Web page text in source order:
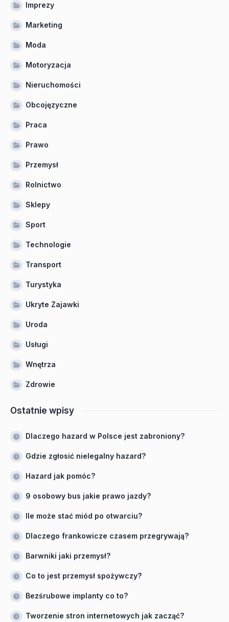
Imprezy
Marketing
Moda
Motoryzacja
Nieruchomości
Obcojęzyczne
Praca
Prawo
Przemysł
Rolnictwo
Sklepy
Sport
Technologie
Transport
Turystyka
Ukryte Zajawki
Uroda
Usługi
Wnętrza
Zdrowie
Ostatnie wpisy
Dlaczego hazard w Polsce jest zabroniony?
Gdzie zgłosić nielegalny hazard?
Hazard jak pomóc?
9 osobowy bus jakie prawo jazdy?
Ile może stać miód po otwarciu?
Dlaczego frankowicze czasem przegrywają?
Barwniki jaki przemysł?
Co to jest przemysł spożywczy?
Bezśrubowe implanty co to?
Tworzenie stron internetowych jak zacząć?